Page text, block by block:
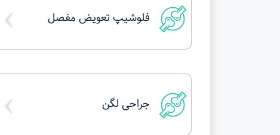
فلوشیپ تعویض مفصل ›
جراحی لگن ›